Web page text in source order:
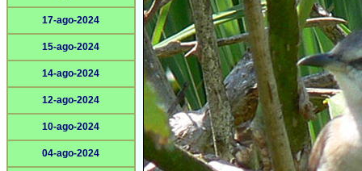
17-ago-2024
15-ago-2024
14-ago-2024
12-ago-2024
10-ago-2024
04-ago-2024